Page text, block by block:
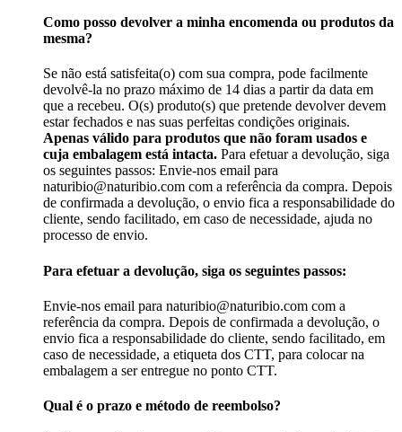
Como posso devolver a minha encomenda ou produtos da
mesma?
Se não está satisfeita(o) com sua compra, pode facilmente
devolvê-la no prazo máximo de 14 dias a partir da data em
que a recebeu. O(s) produto(s) que pretende devolver devem
estar fechados e nas suas perfeitas condições originais.
Apenas válido para produtos que não foram usados e
cuja embalagem está intacta. Para efetuar a devolução, siga
os seguintes passos: Envie-nos email para
naturibio@naturibio.com com a referência da compra. Depois
de confirmada a devolução, o envio fica a responsabilidade do
cliente, sendo facilitado, em caso de necessidade, ajuda no
processo de envio.
Para efetuar a devolução, siga os seguintes passos:
Envie-nos email para naturibio@naturibio.com com a
referência da compra. Depois de confirmada a devolução, o
envio fica a responsabilidade do cliente, sendo facilitado, em
caso de necessidade, a etiqueta dos CTT, para colocar na
embalagem a ser entregue no ponto CTT.
Qual é o prazo e método de reembolso?